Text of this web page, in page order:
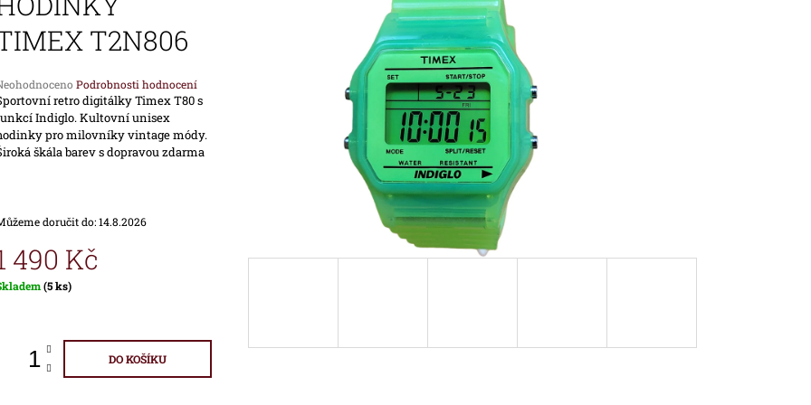
T2N806
Podrobnosti hodnocení
retro digitálky Timex T80 s
Indiglo. Kultovní unisex
pro milovníky vintage módy.
škála barev s dopravou zdarma
doručit do:14.8.2026
490 Kč
(5 ks)
DO KOŠÍKU
1 690 Kč